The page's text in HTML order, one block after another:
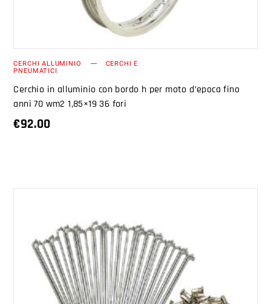
CERCHI ALLUMINIO CERCHI E
PNEUMATICI
Cerchio in alluminio con bordo h per moto d’epoca fino
anni 70 wm2 1,85×19 36 fori
€92.00
AGGIUNGI AL CARRELLO